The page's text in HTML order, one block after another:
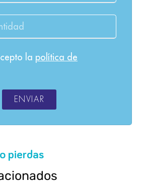
la política de
ENVIAR
pierdas